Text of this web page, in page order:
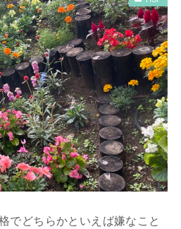
でどちらかといえば嫌なこと